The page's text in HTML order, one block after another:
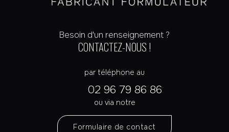
Besoin d'un renseignement ?
CONTACTEZ-NOUS !
par téléphone au
02 96 79 86 86
ou via notre
Formulaire de contact